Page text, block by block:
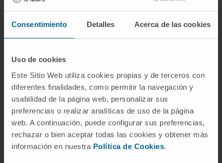
Consentimiento Detalles Acerca de las cookies
Uso de cookies
Este Sitio Web utiliza cookies propias y de terceros con
diferentes finalidades, como permitir la navegación y
usabilidad de la página web, personalizar sus
preferencias o realizar analíticas de uso de la página
web. A continuación, puede configurar sus preferencias,
rechazar o bien aceptar todas las cookies y obtener más
información en nuestra Política de Cookies.
En algunos casos, especialmente en el caso
manejo de la queratosis, especialmente para
aquellas formas que están asociadas con la
exposición al sol. Esto incluye el uso regular
de protector solar, el uso de ropa protectora y
la limitación de la exposición al sol durante las
horas pico de radiación UV.